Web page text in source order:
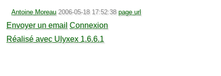
Antoine Moreau 2006-05-18 17:52:38 page url
Envoyer un email Connexion
Réalisé avec Ulyxex 1.6.6.1